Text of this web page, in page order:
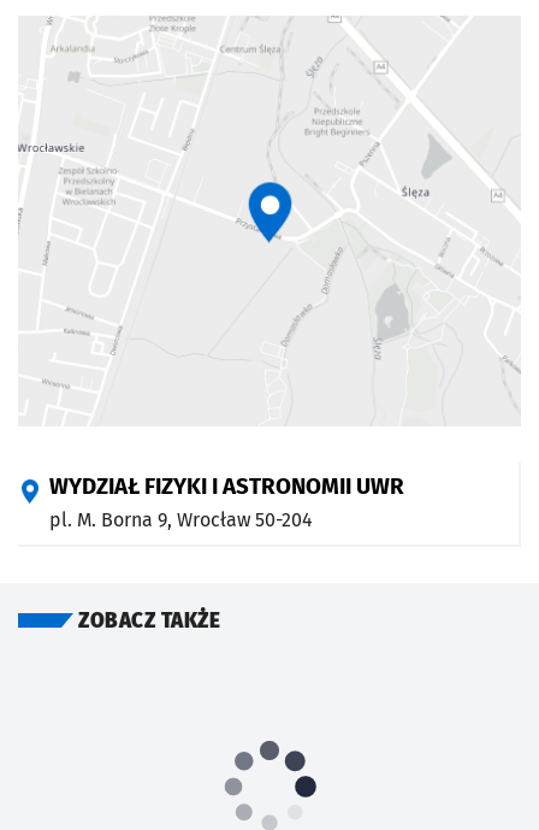
WYDZIAŁ FIZYKI I ASTRONOMII UWR
pl. M. Borna 9, Wrocław 50-204
ZOBACZ TAKŻE